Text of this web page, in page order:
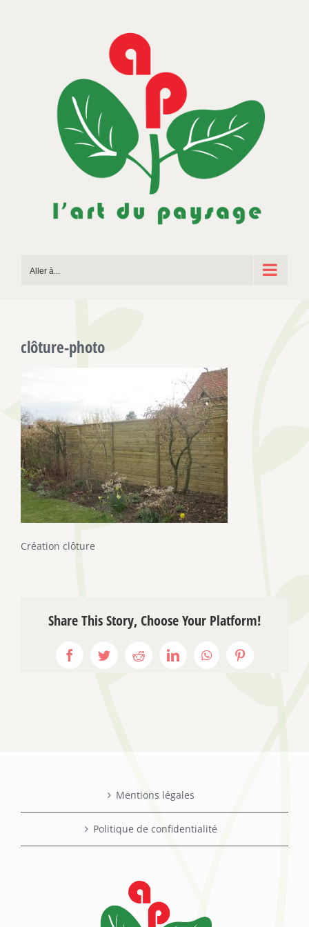
Aller à...
clôture-photo
Création clôture
Share This Story, Choose Your Platform!
FacebookTwitterRedditLinkedInWhatsAppPinterest
Mentions légales
Politique de confidentialité